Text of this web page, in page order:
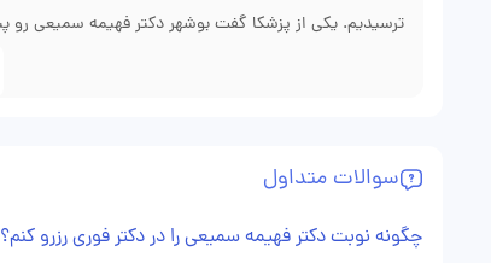
ترسیدیم. یکی از پزشکا گفت بوشهر دکتر فهیمه سمیعی رو
پدرم رو بررسی کردن و گفتن که باید آنژیوگرافی و
سوالات متداول
چگونه نوبت دکتر فهیمه سمیعی را در دکتر فوری رزرو کنم؟